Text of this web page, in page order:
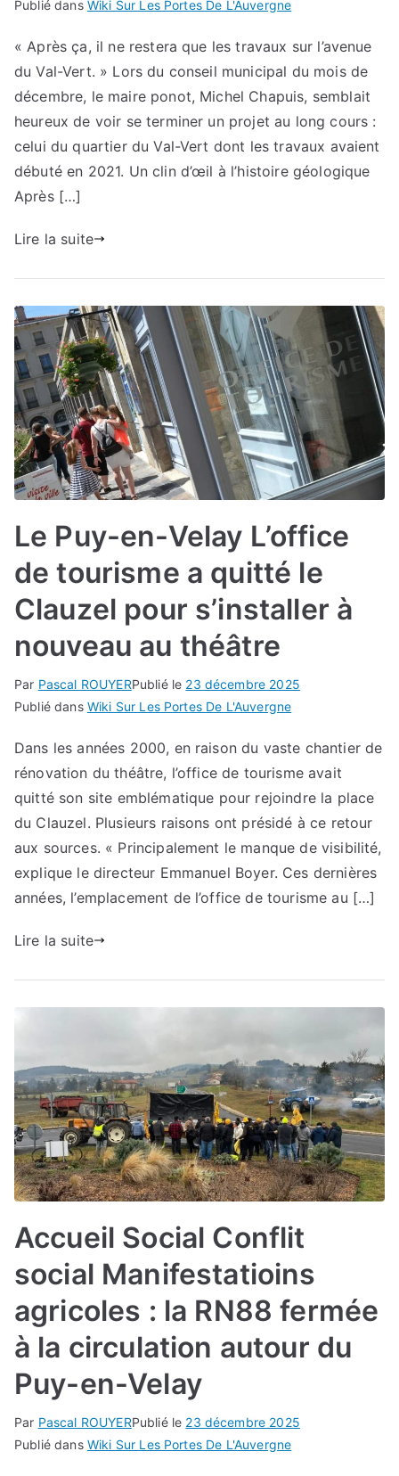
Publié dans Wiki Sur Les Portes De L'Auvergne
« Après ça, il ne restera que les travaux sur l’avenue
du Val-Vert. » Lors du conseil municipal du mois de
décembre, le maire ponot, Michel Chapuis, semblait
heureux de voir se terminer un projet au long cours :
celui du quartier du Val-Vert dont les travaux avaient
débuté en 2021. Un clin d’œil à l’histoire géologique
Après […]
Lire la suite
Le Puy-en-Velay L’office
de tourisme a quitté le
Clauzel pour s’installer à
nouveau au théâtre
Par Pascal ROUYERPublié le 23 décembre 2025
Publié dans Wiki Sur Les Portes De L'Auvergne
Dans les années 2000, en raison du vaste chantier de
rénovation du théâtre, l’office de tourisme avait
quitté son site emblématique pour rejoindre la place
du Clauzel. Plusieurs raisons ont présidé à ce retour
aux sources. « Principalement le manque de visibilité,
explique le directeur Emmanuel Boyer. Ces dernières
années, l’emplacement de l’office de tourisme au […]
Lire la suite
Accueil Social Conflit
social Manifestatioins
agricoles : la RN88 fermée
à la circulation autour du
Puy-en-Velay
Par Pascal ROUYERPublié le 23 décembre 2025
Publié dans Wiki Sur Les Portes De L'Auvergne